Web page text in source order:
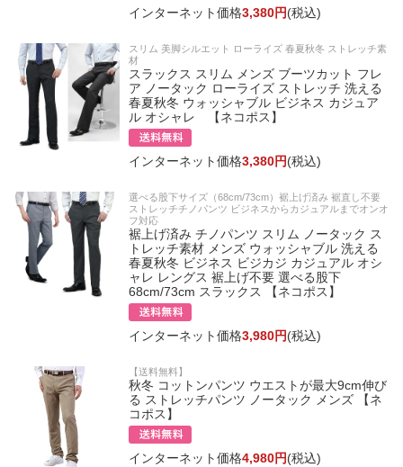
インターネット価格3,380円(税込)
スリム 美脚シルエット ローライズ 春夏秋冬 ストレッチ素
材
スラックス スリム メンズ ブーツカット フレ
ア ノータック ローライズ ストレッチ 洗える
春夏秋冬 ウォッシャブル ビジネス カジュア
ル オシャレ 【ネコポス】
インターネット価格3,380円(税込)
選べる股下サイズ（68cm/73cm）裾上げ済み 裾直し不要
ストレッチチノパンツ ビジネスからカジュアルまでオンオ
フ対応
裾上げ済み チノパンツ スリム ノータック ス
トレッチ素材 メンズ ウォッシャブル 洗える
春夏秋冬 ビジネス ビジカジ カジュアル オシ
ャレ レングス 裾上げ不要 選べる股下
68cm/73cm スラックス 【ネコポス】
インターネット価格3,980円(税込)
【送料無料】
秋冬 コットンパンツ ウエストが最大9cm伸び
る ストレッチパンツ ノータック メンズ 【ネ
コポス】
インターネット価格4,980円(税込)